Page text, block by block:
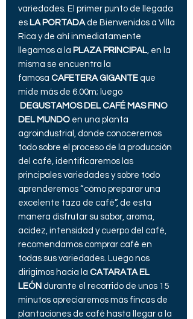
variedades. El primer punto de llegada
es LA PORTADAde Bienvenidos a Villa
Rica y de ahí inmediatamente
llegamos a la PLAZA PRINCIPAL, en la
misma se encuentra la
famosa CAFETERA GIGANTE que
mide más de 6.00m; luego
DEGUSTAMOS DEL CAFÉ MAS FINO
DEL MUNDO en una planta
agroindustrial, donde conoceremos
todo sobre el proceso de la producción
del café, identificaremos las
principales variedades y sobre todo
aprenderemos “cómo preparar una
excelente taza de café”, de esta
manera disfrutar su sabor, aroma,
acidez, intensidad y cuerpo del café,
recomendamos comprar café en
todas sus variedades. Luego nos
dirigimos hacia la CATARATA EL
LEÓN durante el recorrido de unos 15
minutos apreciaremos más fincas de
plantaciones de café hasta llegar a la